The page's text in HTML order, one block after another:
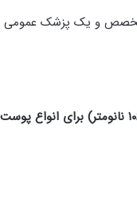
پزشک متخصص و یک پزشک